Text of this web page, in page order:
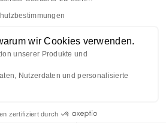
wir Cookies verwenden.
unserer Produkte und
Nutzerdaten und personalisierte
zertifiziert durch